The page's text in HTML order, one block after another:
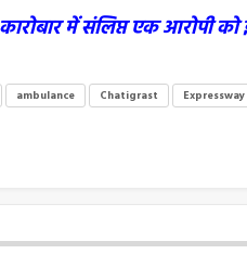
में संलिप्त एक आरोपी को
ambulance Chatigrast Expressway